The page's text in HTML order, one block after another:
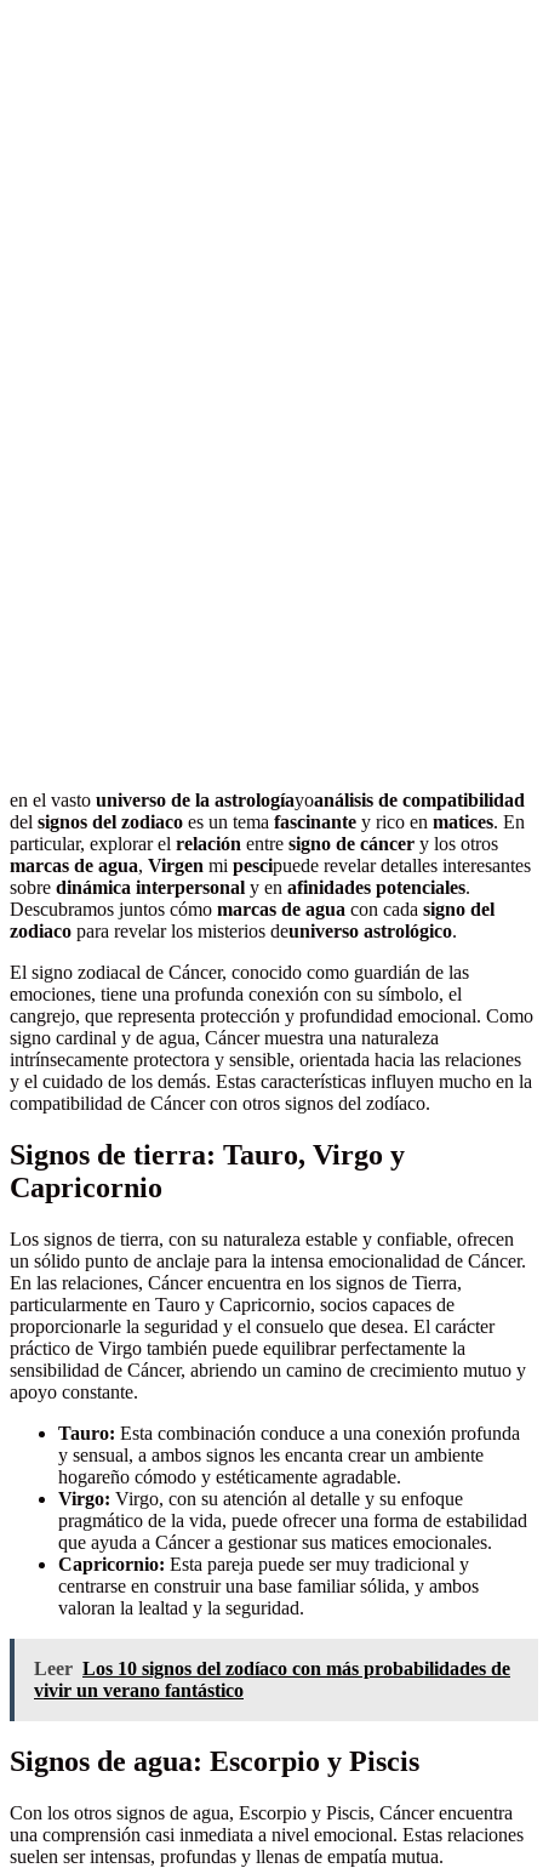
en el vasto universo de la astrologíayoanálisis de compatibilidad
del signos del zodiaco es un tema fascinante y rico en matices. En
particular, explorar el relación entre signo de cáncer y los otros
marcas de agua, Virgen mi pescipuede revelar detalles interesantes
sobre dinámica interpersonal y en afinidades potenciales.
Descubramos juntos cómo marcas de agua con cada signo del
zodiaco para revelar los misterios deuniverso astrológico.
El signo zodiacal de Cáncer, conocido como guardián de las
emociones, tiene una profunda conexión con su símbolo, el
cangrejo, que representa protección y profundidad emocional. Como
signo cardinal y de agua, Cáncer muestra una naturaleza
intrínsecamente protectora y sensible, orientada hacia las relaciones
y el cuidado de los demás. Estas características influyen mucho en la
compatibilidad de Cáncer con otros signos del zodíaco.
Signos de tierra: Tauro, Virgo y
Capricornio
Los signos de tierra, con su naturaleza estable y confiable, ofrecen
un sólido punto de anclaje para la intensa emocionalidad de Cáncer.
En las relaciones, Cáncer encuentra en los signos de Tierra,
particularmente en Tauro y Capricornio, socios capaces de
proporcionarle la seguridad y el consuelo que desea. El carácter
práctico de Virgo también puede equilibrar perfectamente la
sensibilidad de Cáncer, abriendo un camino de crecimiento mutuo y
apoyo constante.
Tauro: Esta combinación conduce a una conexión profunda
y sensual, a ambos signos les encanta crear un ambiente
hogareño cómodo y estéticamente agradable.
Virgo: Virgo, con su atención al detalle y su enfoque
pragmático de la vida, puede ofrecer una forma de estabilidad
que ayuda a Cáncer a gestionar sus matices emocionales.
Capricornio: Esta pareja puede ser muy tradicional y
centrarse en construir una base familiar sólida, y ambos
valoran la lealtad y la seguridad.
Leer Los 10 signos del zodíaco con más probabilidades de
vivir un verano fantástico
Signos de agua: Escorpio y Piscis
Con los otros signos de agua, Escorpio y Piscis, Cáncer encuentra
una comprensión casi inmediata a nivel emocional. Estas relaciones
suelen ser intensas, profundas y llenas de empatía mutua.